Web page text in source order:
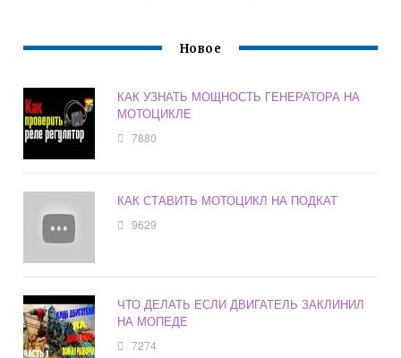
Новое
КАК УЗНАТЬ МОЩНОСТЬ ГЕНЕРАТОРА НА
МОТОЦИКЛЕ
7880
КАК СТАВИТЬ МОТОЦИКЛ НА ПОДКАТ
9629
ЧТО ДЕЛАТЬ ЕСЛИ ДВИГАТЕЛЬ ЗАКЛИНИЛ
НА МОПЕДЕ
7274